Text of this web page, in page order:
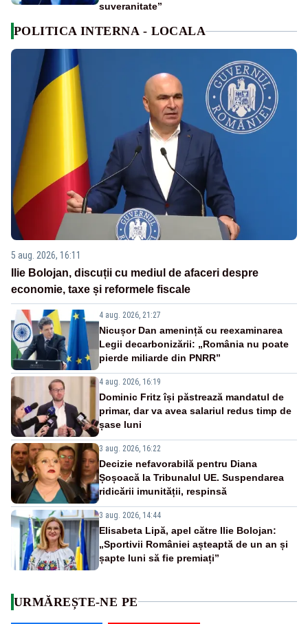
suveranitate”
POLITICA INTERNA - LOCALA
5 aug. 2026, 16:11
Ilie Bolojan, discuții cu mediul de afaceri despre
economie, taxe și reformele fiscale
4 aug. 2026, 21:27
Nicușor Dan amenință cu reexaminarea
Legii decarbonizării: „România nu poate
pierde miliarde din PNRR”
4 aug. 2026, 16:19
Dominic Fritz își păstrează mandatul de
primar, dar va avea salariul redus timp de
șase luni
3 aug. 2026, 16:22
Decizie nefavorabilă pentru Diana
Șoșoacă la Tribunalul UE. Suspendarea
ridicării imunității, respinsă
3 aug. 2026, 14:44
Elisabeta Lipă, apel către Ilie Bolojan:
„Sportivii României așteaptă de un an și
șapte luni să fie premiați”
URMĂREȘTE-NE PE